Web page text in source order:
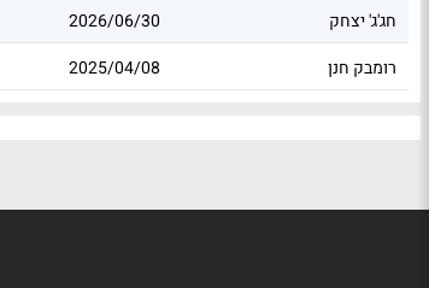
חג'ג' יצחק
2026/06/30
רומבק חנן
2025/04/08